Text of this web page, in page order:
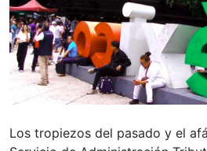
Los tropiezos del pasado y el